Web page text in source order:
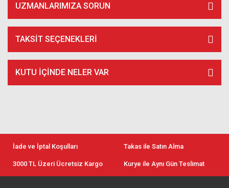
UZMANLARIMIZA SORUN
TAKSIT SEÇENEKLERI
KUTU İÇİNDE NELER VAR
İade ve İptal Koşulları Takas ile Satın Alma
3000 TL Üzeri Ücretsiz Kargo Kurye ile Aynı Gün Teslimat